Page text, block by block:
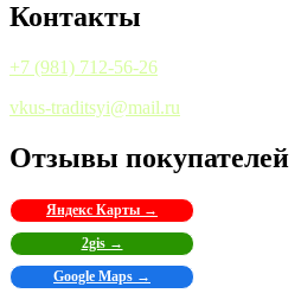
Контакты
+7 (981) 712-56-26
vkus-traditsyi@mail.ru
Отзывы покупателей
Яндекс Карты →
2gis →
Google Maps →